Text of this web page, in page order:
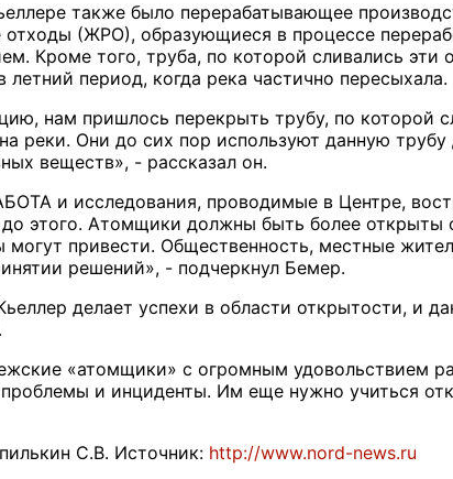
также было перерабатывающее
(ЖРО), образующиеся в процессе
Кроме того, труба, по которой сливались
летний период, когда река частично пересыхала.
нам пришлось перекрыть трубу, по которой
реки. Они до сих пор используют данную
веществ», - рассказал он.
и исследования, проводимые в Центре,
этого. Атомщики должны быть более открыты
могут привести. Общественность, местные
решений», - подчеркнул Бемер.
делает успехи в области открытости, и
«атомщики» с огромным удовольствием
и инциденты. Им еще нужно учиться
С.В. Источник: http://www.nord-news.ru